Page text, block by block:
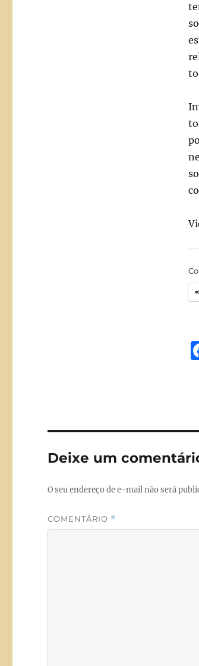
Deixe um
O seu endereço de e-mail não será
COMENTÁRIO *